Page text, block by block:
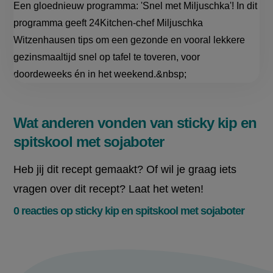
Een gloednieuw programma: 'Snel met Miljuschka'! In dit
programma geeft 24Kitchen-chef Miljuschka
Witzenhausen tips om een gezonde en vooral lekkere
gezinsmaaltijd snel op tafel te toveren, voor
doordeweeks én in het weekend.&nbsp;
Wat anderen vonden van sticky kip en
spitskool met sojaboter
Heb jij dit recept gemaakt? Of wil je graag iets
vragen over dit recept? Laat het weten!
0 reacties op sticky kip en spitskool met sojaboter